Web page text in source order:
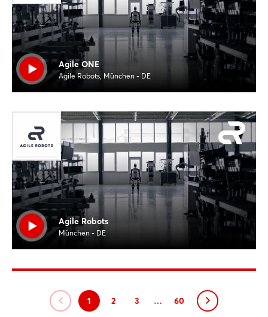
Agile ONE
Agile Robots, München - DE
Agile Robots
München - DE
1 2 3 … 60